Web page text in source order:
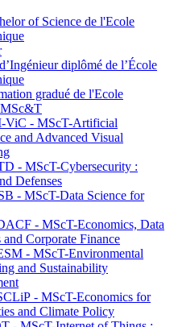
of Science de l'Ecole
diplômé de l’École
gradué de l'Ecole
ViC - MScT-Artificial
and Advanced Visual
- MScT-Cybersecurity :
Defenses
- MScT-Data Science for
- MScT-Economics, Data
Corporate Finance
- MScT-Environmental
and Sustainability
- MScT-Economics for
and Climate Policy